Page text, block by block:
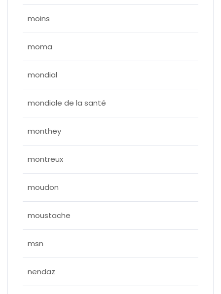
moins
moma
mondial
mondiale de la santé
monthey
montreux
moudon
moustache
msn
nendaz